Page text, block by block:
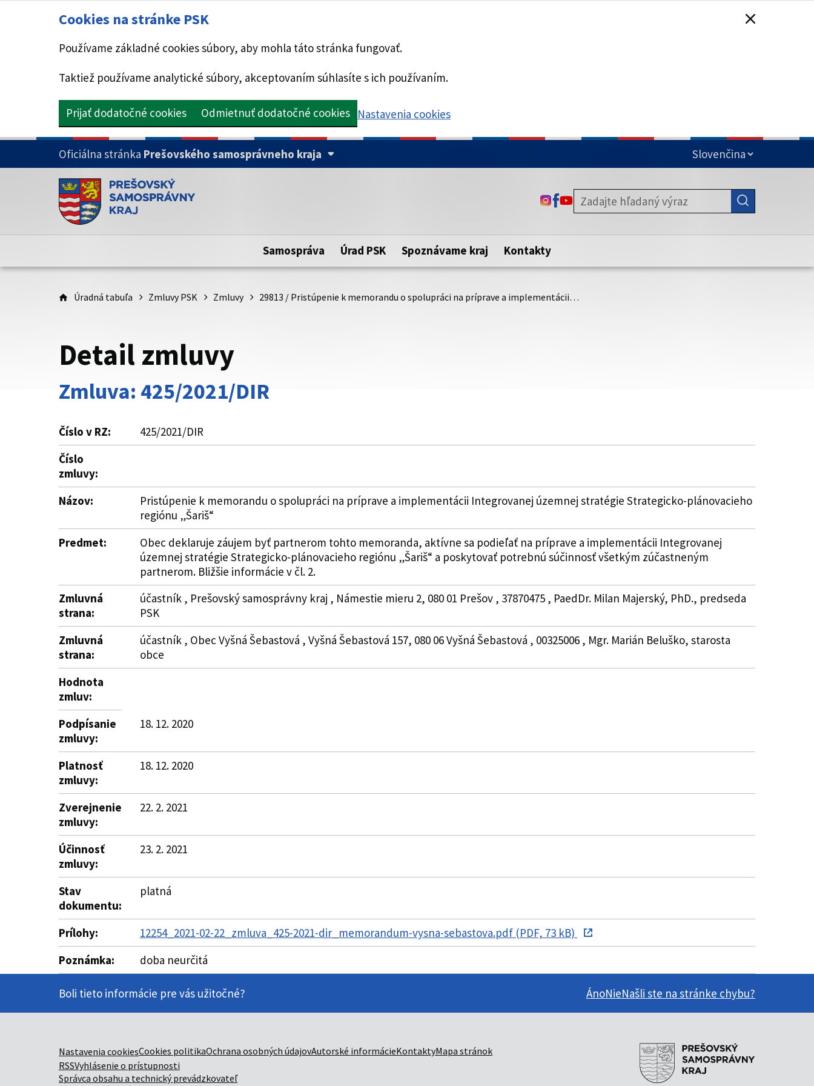
Cookies na stránke PSK
Používame základné cookies súbory, aby mohla táto stránka fungovať.
Taktiež používame analytické súbory, akceptovaním súhlasíte s ich používaním.
Prijať dodatočné cookies Odmietnuť dodatočné cookies Nastavenia cookies
PRESKOČIŤ NA HLAVNÝ OBSAH
Oficiálna stránka Prešovského samosprávneho kraja
Doména psk.sk je oficiálna
Toto je oficiálna webová stránka Prešovského samosprávneho kraja.
Táto stránka je zabezpečená
zabezpečenú webovú stránku. Zabezpečená stránka vždy začína
https:// pred názvom domény webového sídla.
ODKAZ SA OTVORÍ NA NOVEJ KARTE
ODKAZ SA OTVORÍ NA NOVEJ KARTE
ODKAZ SA OTVORÍ NA NOVEJ KARTE
Samospráva Úrad PSK Spoznávame kraj Kontakty
Úradná tabuľa Zmluvy PSK Zmluvy 29813 / Pristúpenie k memorandu o spolupráci na príprave a implementácii…
Detail zmluvy
Zmluva: 425/2021/DIR
Číslo v RZ:
425/2021/DIR
Číslo
zmluvy:
Názov:
Pristúpenie k memorandu o spolupráci na príprave a implementácii Integrovanej územnej stratégie Strategicko-plánovacieho
regiónu „Šariš“
Predmet:
Obec deklaruje záujem byť partnerom tohto memoranda, aktívne sa podieľať na príprave a implementácii Integrovanej
územnej stratégie Strategicko-plánovacieho regiónu „Šariš“ a poskytovať potrebnú súčinnosť všetkým zúčastneným
partnerom. Bližšie informácie v čl. 2.
Zmluvná
strana:
účastník , Prešovský samosprávny kraj , Námestie mieru 2, 080 01 Prešov , 37870475 , PaedDr. Milan Majerský, PhD., predseda
PSK
Zmluvná
strana:
účastník , Obec Vyšná Šebastová , Vyšná Šebastová 157, 080 06 Vyšná Šebastová , 00325006 , Mgr. Marián Beluško, starosta
obce
Hodnota
zmluv:
Podpísanie
zmluvy:
18. 12. 2020
Platnosť
zmluvy:
18. 12. 2020
Zverejnenie
zmluvy:
22. 2. 2021
Účinnosť
zmluvy:
23. 2. 2021
Stav
dokumentu:
platná
Prílohy:
12254_2021-02-22_zmluva_425-2021-dir_memorandum-vysna-sebastova.pdf (PDF, 73 kB)
Poznámka:
doba neurčitá
Boli tieto informácie pre vás užitočné? ÁnoNieNašli ste na stránke chybu?
Nastavenia cookiesCookies politikaOchrana osobných údajovAutorské informácieKontaktyMapa stránok
RSSVyhlásenie o prístupnosti
Správca obsahu a technický prevádzkovateľ